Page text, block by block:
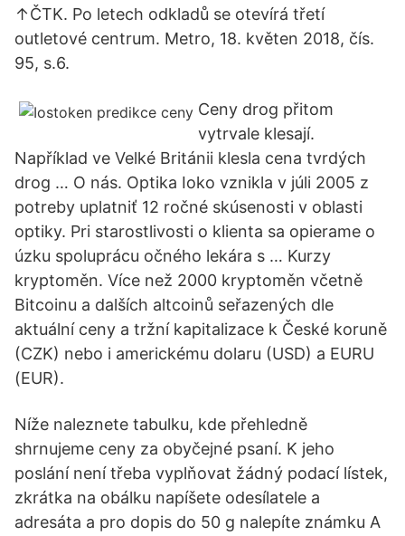
↑ČTK. Po letech odkladů se otevírá třetí
outletové centrum. Metro, 18. květen 2018, čís.
95, s.6.
Ceny drog přitom
vytrvale klesají.
Například ve Velké Británii klesla cena tvrdých
drog … O nás. Optika Ioko vznikla v júli 2005 z
potreby uplatniť 12 ročné skúsenosti v oblasti
optiky. Pri starostlivosti o klienta sa opierame o
úzku spoluprácu očného lekára s … Kurzy
kryptoměn. Více než 2000 kryptoměn včetně
Bitcoinu a dalších altcoinů seřazených dle
aktuální ceny a tržní kapitalizace k České koruně
(CZK) nebo i americkému dolaru (USD) a EURU
(EUR).
Níže naleznete tabulku, kde přehledně
shrnujeme ceny za obyčejné psaní. K jeho
poslání není třeba vyplňovat žádný podací lístek,
zkrátka na obálku napíšete odesílatele a
adresáta a pro dopis do 50 g nalepíte známku A